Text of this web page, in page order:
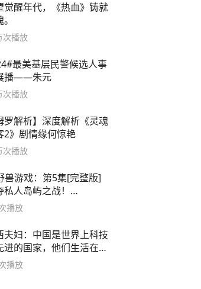
觉醒年代，《热血》铸就
次播放
最美基层民警候选人事
播——朱元
次播放
罗解析】深度解析《灵魂
2》剧情缘何惊艳
次播放
兽游戏：第5集[完整版]
私人岛屿之战！
播放
夫妇：中国是世界上科技
进的国家，他们生活在
年
播放